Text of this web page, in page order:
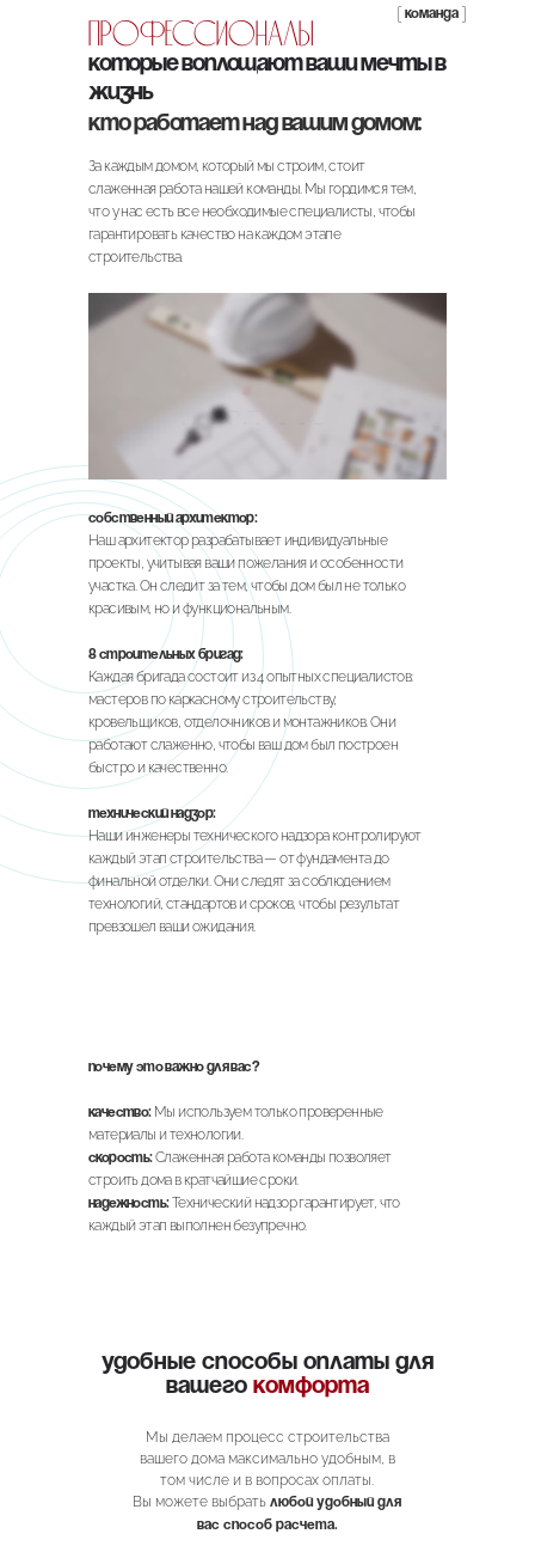
которые воплощают ваши мечты в
жизнь
Кто работает над вашим домом:
[ команда ]
Профессионалы
За каждым домом, который мы строим, стоит
слаженная работа нашей команды. Мы гордимся тем,
что у нас есть все необходимые специалисты, чтобы
гарантировать качество на каждом этапе
строительства.
Собственный архитектор:
Наш архитектор разрабатывает индивидуальные
проекты, учитывая ваши пожелания и особенности
участка. Он следит за тем, чтобы дом был не только
красивым, но и функциональным.
8 строительных бригад:
Каждая бригада состоит из 4 опытных специалистов:
мастеров по каркасному строительству,
кровельщиков, отделочников и монтажников. Они
работают слаженно, чтобы ваш дом был построен
быстро и качественно.
Технический надзор:
Наши инженеры технического надзора контролируют
каждый этап строительства — от фундамента до
финальной отделки. Они следят за соблюдением
технологий, стандартов и сроков, чтобы результат
превзошел ваши ожидания.
Почему это важно для вас?
Качество: Мы используем только проверенные
материалы и технологии.
Скорость: Слаженная работа команды позволяет
строить дома в кратчайшие сроки.
Надежность:Технический надзор гарантирует, что
каждый этап выполнен безупречно.
Удобные способы оплаты для
вашего комфорта
Мы делаем процесс строительства
вашего дома максимально удобным, в
том числе и в вопросах оплаты.
Вы можете выбрать любой удобный для
вас способ расчета.